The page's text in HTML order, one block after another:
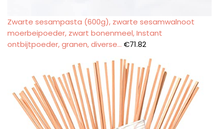
Zwarte sesampasta (600g), zwarte sesamwalnoot
moerbeipoeder, zwart bonenmeel, Instant
ontbijtpoeder, granen, diverse… €71.82